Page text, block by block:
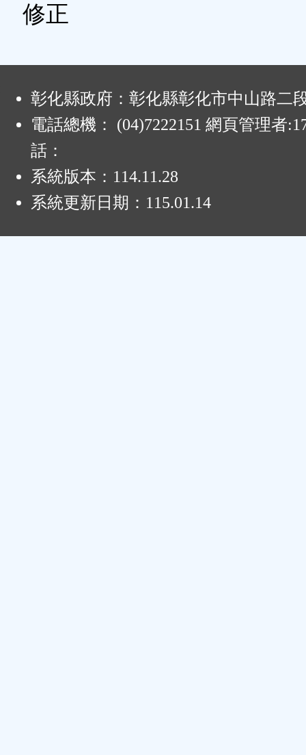
修正
彰化縣政府：彰化縣彰化市中山路二
電話總機： (04)7222151 網頁管理者
話：
系統版本： 114.11.28
系統更新日期： 115.01.14